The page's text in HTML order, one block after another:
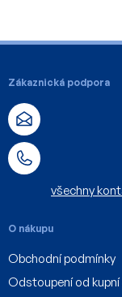
Zákaznická podpora
všechny
O nákupu
Obchodní podmínky
Odstoupení od